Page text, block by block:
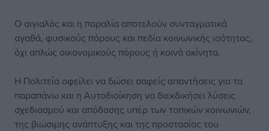
Ο αιγιαλός και η παραλία αποτελούν συνταγματικά
αγαθά, φυσικούς πόρους και πεδία κοινωνικής ισότητας,
όχι απλώς οικονομικούς πόρους ή κοινά ακίνητα.
Η Πολιτεία οφείλει να δώσει σαφείς απαντήσεις για τα
παραπάνω και η Αυτοδιοίκηση να διεκδικήσει λύσεις
σχεδιασμού και απόδοσης υπέρ των τοπικών κοινωνιών,
της βιώσιμης ανάπτυξης και της προστασίας του